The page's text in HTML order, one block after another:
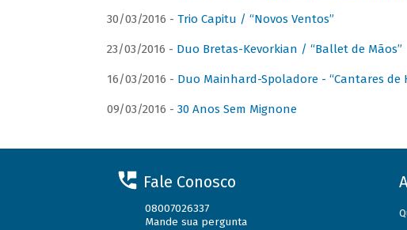
30/03/2016 - Trio Capitu / “Novos Ventos”
23/03/2016 - Duo Bretas-Kevorkian / “Ballet de Mãos”
16/03/2016 - Duo Mainhard-Spoladore - “Cantares de
09/03/2016 - 30 Anos Sem Mignone
Fale Conosco
08007026337
Mande sua pergunta